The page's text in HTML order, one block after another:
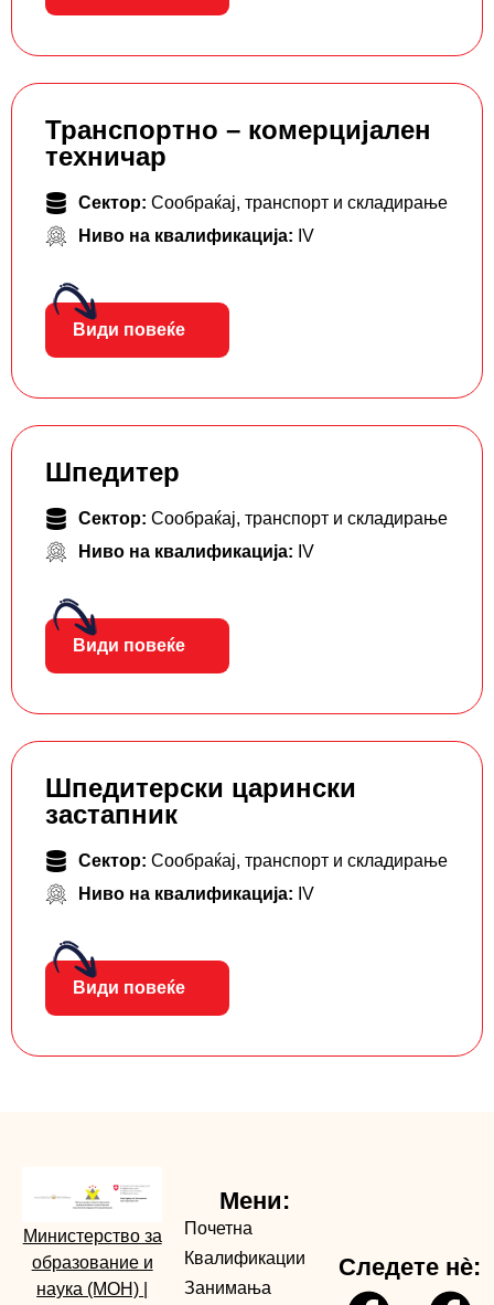
Транспортно – комерцијален
техничар
Сектор: Сообраќај, транспорт и складирање
Ниво на квалификација: IV
Види повеќе
Шпедитер
Сектор: Сообраќај, транспорт и складирање
Ниво на квалификација: IV
Види повеќе
Шпедитерски царински
застапник
Сектор: Сообраќај, транспорт и складирање
Ниво на квалификација: IV
Види повеќе
Министерство за
образование и
наука (МОН)
Мени:
Почетна
Квалификации
Занимања
Следете нè: